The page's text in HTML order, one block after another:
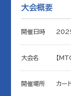
大会概要
開催日時
大会名 【
開催場所 カー